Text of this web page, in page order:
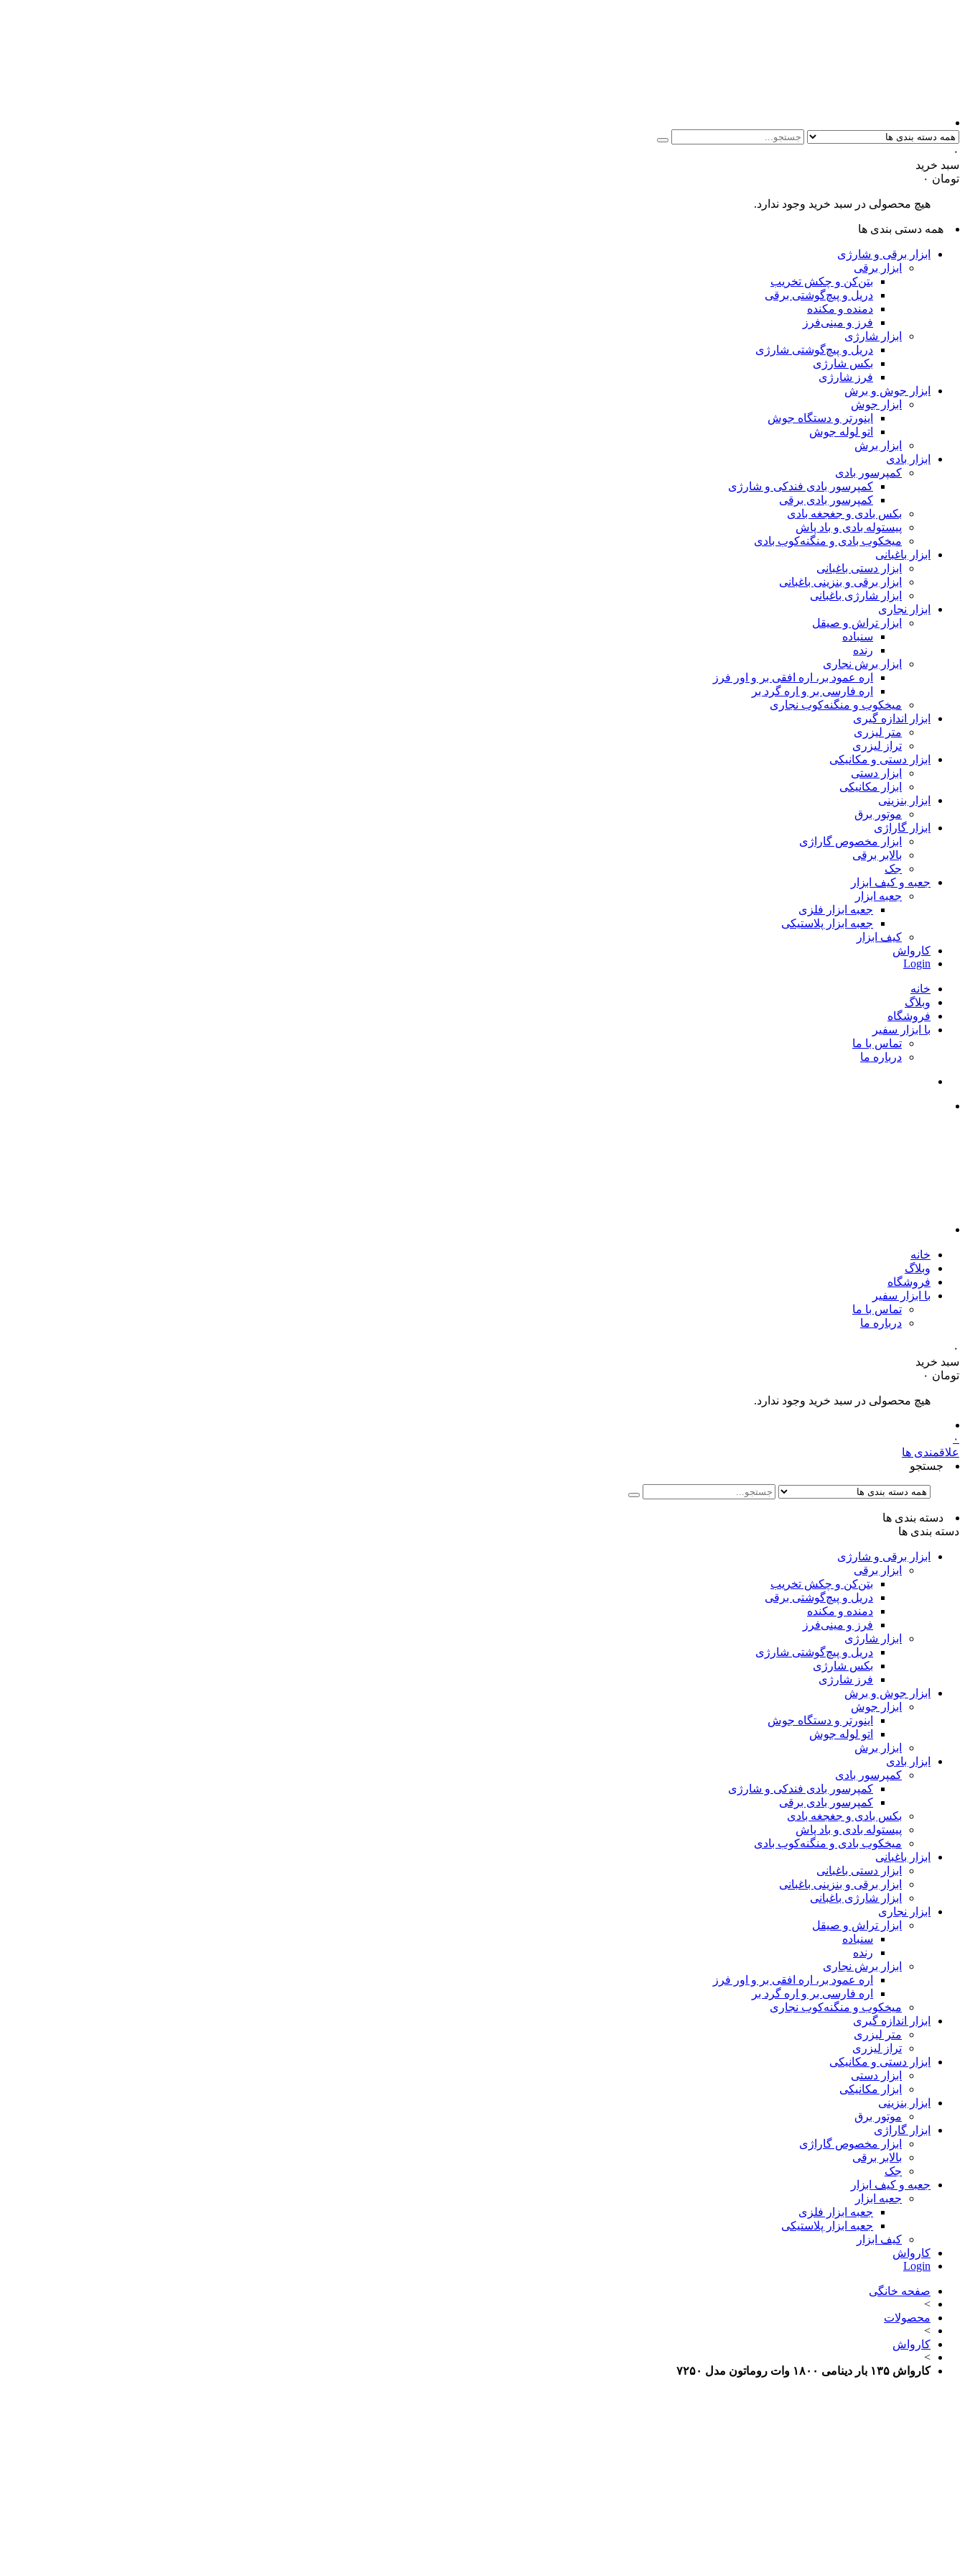
۰
سبد خرید
تومان
هیچ محصولی در سبد خرید وجود ندارد.
همه دستی بندی ها
ابزار برقی و شارژی
ابزار برقی
بتن‌کن و چکش تخریب
دریل و پیچ‌گوشتی برقی
دمنده و مکنده
فرز و مینی‌فرز
ابزار شارژی
دریل و پیچ‌گوشتی شارژی
بکس شارژی
فرز شارژی
ابزار جوش و برش
ابزار جوش
اینورتر و دستگاه جوش
اتو لوله جوش
ابزار برش
ابزار بادی
کمپرسور بادی
کمپرسور بادی فندکی و شارژی
کمپرسور بادی برقی
بکس بادی و جغجغه بادی
پیستوله بادی و باد پاش
میخکوب بادی و منگنه‌کوب بادی
ابزار باغبانی
ابزار دستی باغبانی
ابزار برقی و بنزینی باغبانی
ابزار شارژی باغبانی
ابزار نجاری
ابزار تراش و صیقل
سنباده
رنده
ابزار برش نجاری
اره عمود بر، اره افقی بر و اور فرز
اره فارسی بر و اره گرد بر
میخکوب و منگنه‌کوب نجاری
ابزار اندازه گیری
متر لیزری
تراز لیزری
ابزار دستی و مکانیکی
ابزار دستی
ابزار مکانیکی
ابزار بنزینی
موتور برق
ابزار گاراژی
ابزار مخصوص گاراژی
بالابر برقی
جک
جعبه و کیف ابزار
جعبه ابزار
جعبه ابزار فلزی
جعبه ابزار پلاستیکی
کیف ابزار
کارواش
Login
خانه
وبلاگ
فروشگاه
با ابزار سفیر
تماس با ما
درباره ما
خانه
وبلاگ
فروشگاه
با ابزار سفیر
تماس با ما
درباره ما
۰
سبد خرید
تومان
هیچ محصولی در سبد خرید وجود ندارد.
۰
علاقمندی ها
جستجو
دسته بندی ها
دسته بندی ها
ابزار برقی و شارژی
ابزار برقی
بتن‌کن و چکش تخریب
دریل و پیچ‌گوشتی برقی
دمنده و مکنده
فرز و مینی‌فرز
ابزار شارژی
دریل و پیچ‌گوشتی شارژی
بکس شارژی
فرز شارژی
ابزار جوش و برش
ابزار جوش
اینورتر و دستگاه جوش
اتو لوله جوش
ابزار برش
ابزار بادی
کمپرسور بادی
کمپرسور بادی فندکی و شارژی
کمپرسور بادی برقی
بکس بادی و جغجغه بادی
پیستوله بادی و باد پاش
میخکوب بادی و منگنه‌کوب بادی
ابزار باغبانی
ابزار دستی باغبانی
ابزار برقی و بنزینی باغبانی
ابزار شارژی باغبانی
ابزار نجاری
ابزار تراش و صیقل
سنباده
رنده
ابزار برش نجاری
اره عمود بر، اره افقی بر و اور فرز
اره فارسی بر و اره گرد بر
میخکوب و منگنه‌کوب نجاری
ابزار اندازه گیری
متر لیزری
تراز لیزری
ابزار دستی و مکانیکی
ابزار دستی
ابزار مکانیکی
ابزار بنزینی
موتور برق
ابزار گاراژی
ابزار مخصوص گاراژی
بالابر برقی
جک
جعبه و کیف ابزار
جعبه ابزار
جعبه ابزار فلزی
جعبه ابزار پلاستیکی
کیف ابزار
کارواش
Login
صفحه خانگی
>
محصولات
>
کارواش
>
کارواش ۱۳۵ بار دینامی ۱۸۰۰ وات روماتون مدل ۷۲۵۰